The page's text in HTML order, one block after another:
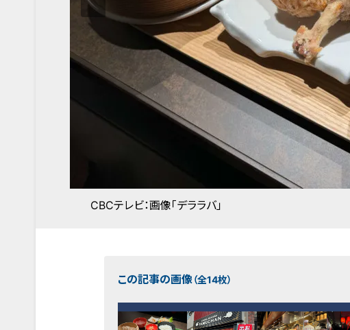
CBCテレビ：画像「デララバ」
この記事の画像（全14枚）